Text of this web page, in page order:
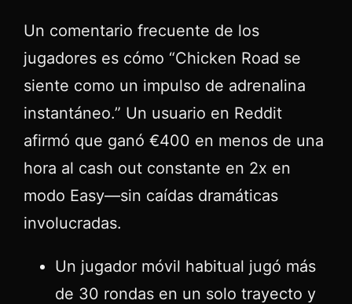
Un comentario frecuente de los
jugadores es cómo “Chicken Road se
siente como un impulso de adrenalina
instantáneo.” Un usuario en Reddit
afirmó que ganó €400 en menos de una
hora al cash out constante en 2x en
modo Easy—sin caídas dramáticas
involucradas.
Un jugador móvil habitual jugó más
de 30 rondas en un solo trayecto y